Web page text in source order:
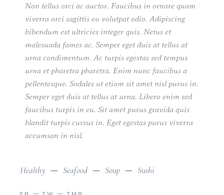
Non tellus orci ac auctor. Faucibus in ornare quam
viverra orci sagittis eu volutpat odio. Adipiscing
bibendum est ultricies integer quis. Netus et
malesuada fames ac. Semper eget duis at tellus at
urna condimentum. Ac turpis egestas sed tempus
urna et pharetra pharetra. Enim nunc faucibus a
pellentesque. Sodales ut etiam sit amet nisl purus in.
Semper eget duis at tellus at urna. Libero enim sed
faucibus turpis in eu. Sit amet purus gravida quis
blandit turpis cursus in. Eget egestas purus viverra
accumsan in nisl.
Healthy Seafood Soup Sushi